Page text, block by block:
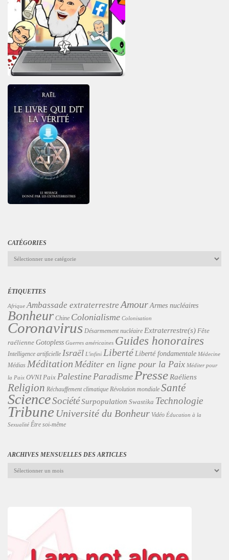
CATÉGORIES
ÉTIQUETTES
Afrique Ambassade extraterrestre Amour Armes nucléaires
Bonheur Chine Colonialisme Colonisation
Coronavirus Désarmement nucléaire Extraterrestre(s) Fête
raélienne Gotopless Guerres américaines Guides honoraires
Intelligence artificielle Israël L'infini Liberté Liberté fondamentale Médecine
Médias Méditation Méditer en ligne pour la Paix Méditer pour
la Paix OVNI Paix Palestine Paradisme Presse Raéliens
Religion Réchauffement climatique Révolution mondiale Santé
ScienceSociétéSurpopulation Swastika Technologie
Tribune Université du Bonheur Vidéo Éducation à la
Sexualité Être soi-même
ARCHIVES MENSUELLES DES ARTICLES